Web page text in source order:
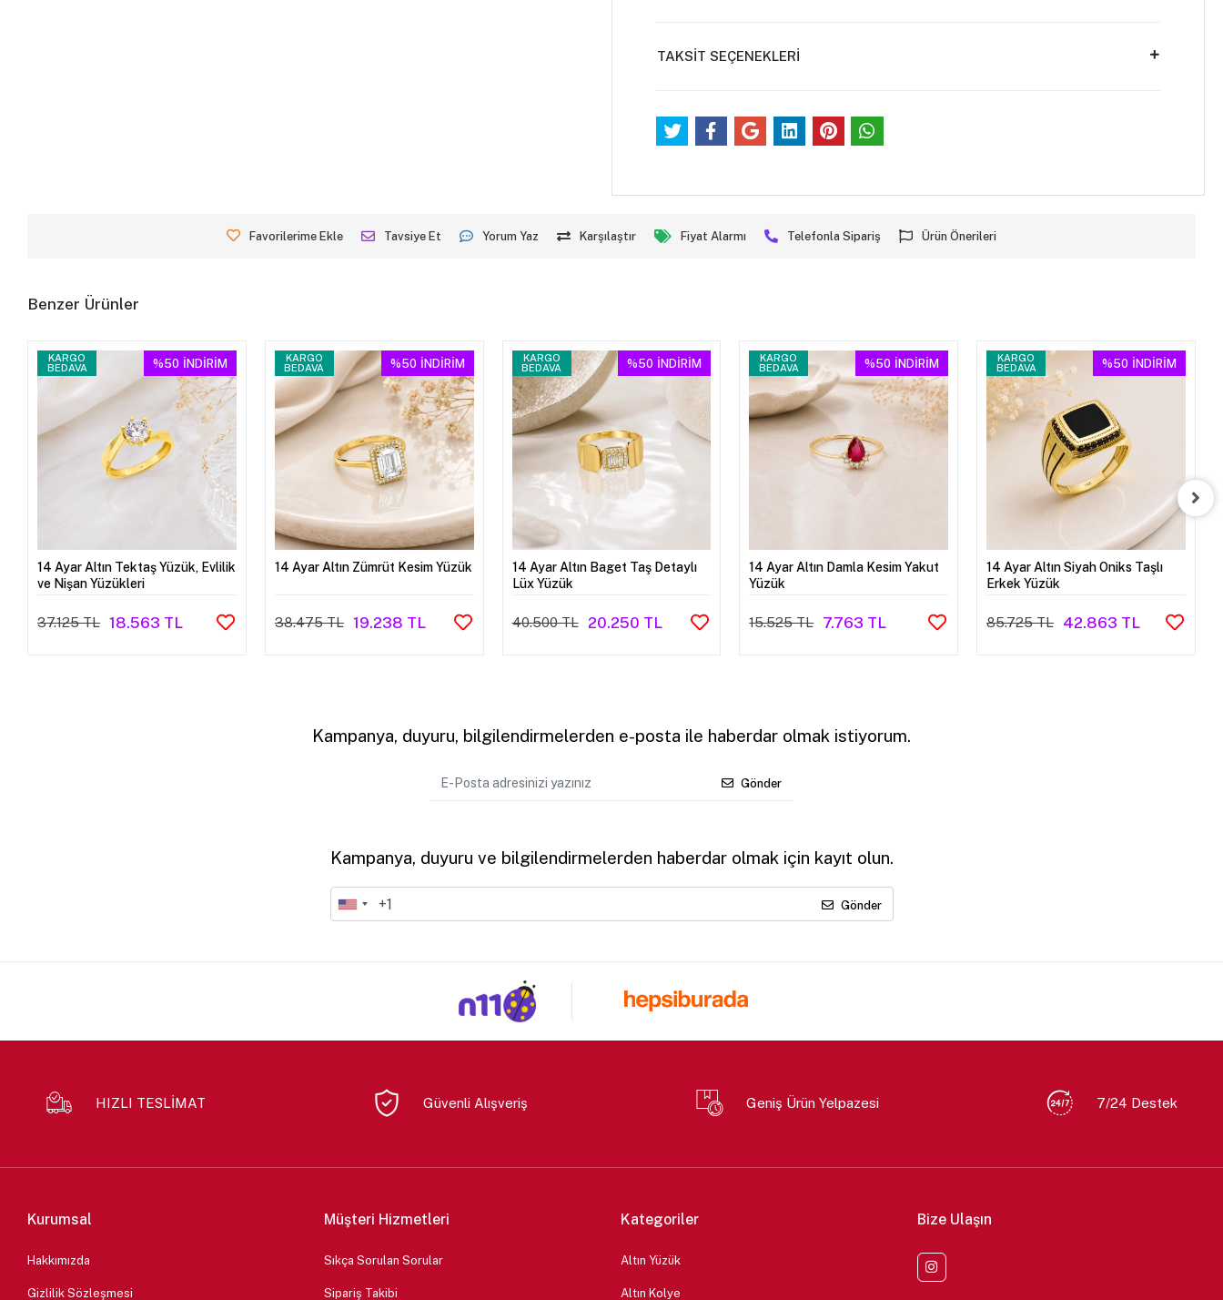
TAKSİT SEÇENEKLERİ
Favorilerime Ekle Tavsiye Et Yorum Yaz Karşılaştır Fiyat Alarmı Telefonla Sipariş Ürün Önerileri
Benzer Ürünler
KARGO
BEDAVA
%50 İNDİRİM
14 Ayar Altın Tektaş Yüzük, Evlilik
ve Nişan Yüzükleri
37.125 TL 18.563 TL
KARGO
BEDAVA
%50 İNDİRİM
14 Ayar Altın Zümrüt Kesim Yüzük
38.475 TL 19.238 TL
KARGO
BEDAVA
%50 İNDİRİM
14 Ayar Altın Baget Taş Detaylı
Lüx Yüzük
40.500 TL 20.250 TL
KARGO
BEDAVA
%50 İNDİRİM
14 Ayar Altın Damla Kesim Yakut
Yüzük
15.525 TL 7.763 TL
KARGO
BEDAVA
%50 İNDİRİM
14 Ayar Altın Siyah Oniks Taşlı
Erkek Yüzük
85.725 TL 42.863 TL
Kampanya, duyuru, bilgilendirmelerden e-posta ile haberdar olmak istiyorum.
Gönder
Kampanya, duyuru ve bilgilendirmelerden haberdar olmak için kayıt olun.
Gönder
HIZLI TESLİMAT Güvenli Alışveriş Geniş Ürün Yelpazesi 7/24 Destek
Kurumsal
Hakkımızda
Gizlilik Sözleşmesi
Müşteri Hizmetleri
Sıkça Sorulan Sorular
Sipariş Takibi
Kategoriler
Altın Yüzük
Altın Kolye
Bize Ulaşın